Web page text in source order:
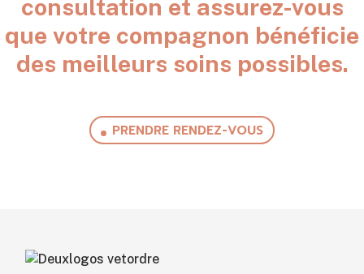
consultation et assurez-vous
que votre compagnon bénéficie
des meilleurs soins possibles.
PRENDRE RENDEZ-VOUS